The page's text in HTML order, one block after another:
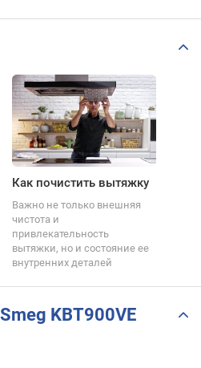
Как почистить вытяжку
Важно не только внешняя
чистота и
привлекательность
вытяжки, но и состояние ее
внутренних деталей
KBT900VE